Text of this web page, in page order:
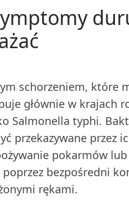
schorzeniem, które
głównie w krajach
Salmonella typhi.
przekazywane przez
pokarmów
bezpośredni
rękami.